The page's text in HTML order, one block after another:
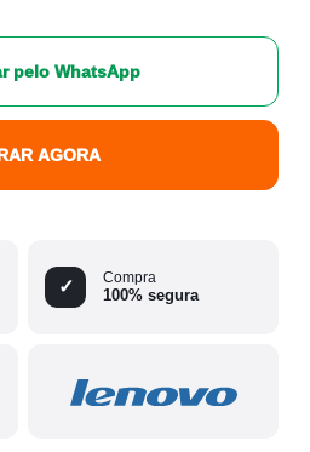
pelo WhatsApp
AGORA
✓ Compra
100% segura